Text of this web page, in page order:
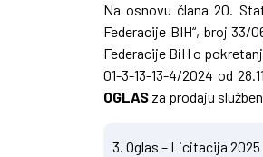
Na osnovu člana 20.
Federacije BIH“, broj 33/
Federacije BiH o
01-3-13-13-4/2024 od
OGLAS za prodaju
3. Oglas – Licitacija